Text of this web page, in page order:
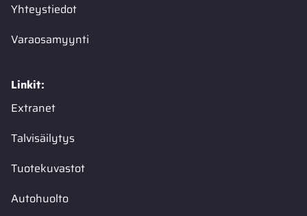
Yhteystiedot
Varaosamyynti
Linkit:
Extranet
Talvisäilytys
Tuotekuvastot
Autohuolto